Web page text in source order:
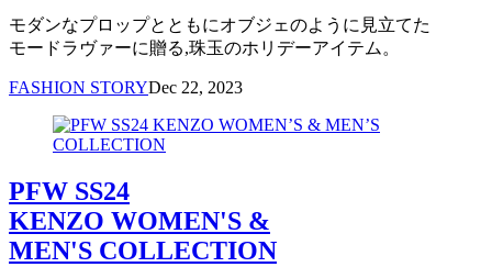
モダンなプロップとともにオブジェのように見立てた
モードラヴァーに贈る,珠玉のホリデーアイテム。
FASHION STORYDec 22, 2023
PFW SS24
KENZO WOMEN'S &
MEN'S COLLECTION